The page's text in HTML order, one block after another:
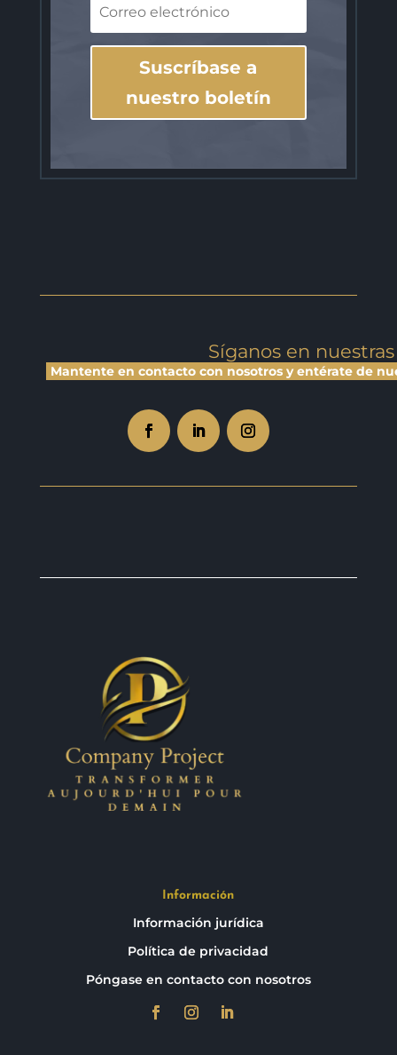
Suscríbase a
nuestro boletín
Síganos en
Mantente en contacto con nosotros y entérate de
Información
Información jurídica
Política de privacidad
Póngase en contacto con nosotros